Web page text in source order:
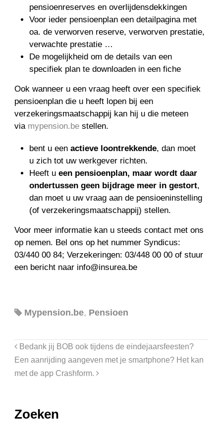
pensioenreserves en overlijdensdekkingen
Voor ieder pensioenplan een detailpagina met
oa. de verworven reserve, verworven prestatie,
verwachte prestatie …
De mogelijkheid om de details van een
specifiek plan te downloaden in een fiche
Ook wanneer u een vraag heeft over een specifiek
pensioenplan die u heeft lopen bij een
verzekeringsmaatschappij kan hij u die meteen
via mypension.be stellen.
bent u eenactieve loontrekkende, dan moet
u zich tot uw werkgever richten.
Heeft ueen pensioenplan, maar wordt daar
ondertussen geen bijdrage meer in gestort,
dan moet u uw vraag aan de pensioeninstelling
(of verzekeringsmaatschappij) stellen.
Voor meer informatie kan u steeds contact met ons
op nemen. Bel ons op het nummer Syndicus:
03/440 00 84; Verzekeringen: 03/448 00 00 of stuur
een bericht naar info@insurea.be
Mypension.be, Pensioen
Bedank jij BOB ook tijdens de eindejaarsfeesten?
Een aanrijding aangeven met je smartphone? Het kan
met de app Crashform.
Zoeken